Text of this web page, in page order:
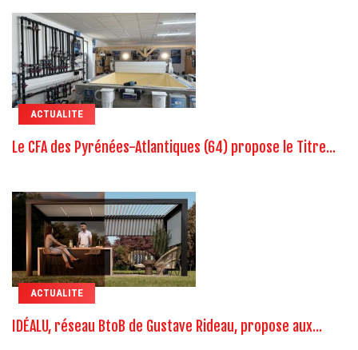
ACTUALITE
Le CFA des Pyrénées-Atlantiques (64) propose le Titre...
ACTUALITE
IDÉALU, réseau BtoB de Gustave Rideau, propose aux...